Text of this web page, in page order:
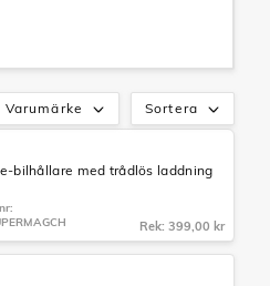
Sortera
Varumärke
bilhållare med trådlös laddning
Rek: 399,00 kr